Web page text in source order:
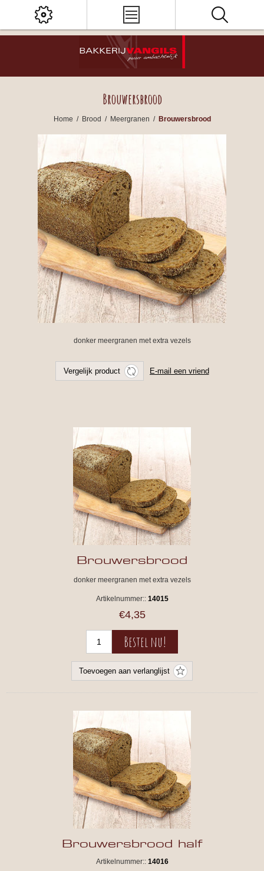
Brouwersbrood
Home / Brood / Meergranen / Brouwersbrood
donker meergranen met extra vezels
Brouwersbrood
donker meergranen met extra vezels
Artikelnummer:: 14015
€4,35
Brouwersbrood half
Artikelnummer:: 14016